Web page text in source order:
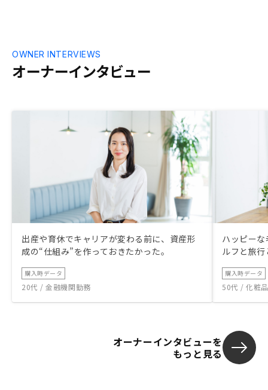
オーナーインタビュー
OWNER INTERVIEWS
出産や育休でキャリアが変わる前に、資産形
成の“仕組み”を作っておきたかった。
購入時データ
20代 / 金融機関勤務
ハッピー
ルフと旅
購入時データ
50代 / 化粧
オーナーインタビューを
もっと見る